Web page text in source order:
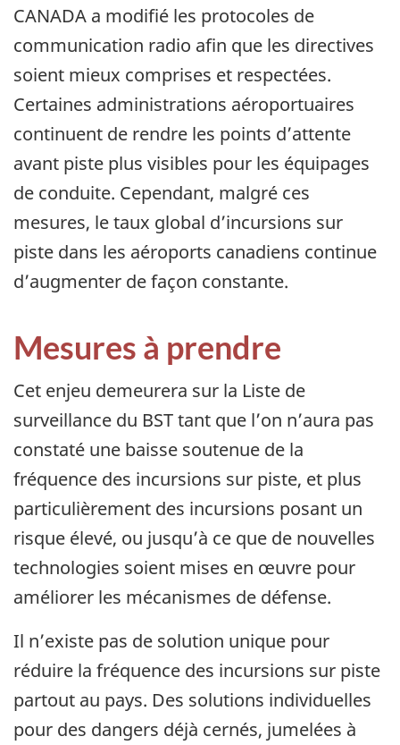
CANADA a modifié les protocoles de
communication radio afin que les directives
soient mieux comprises et respectées.
Certaines administrations aéroportuaires
continuent de rendre les points d’attente
avant piste plus visibles pour les équipages
de conduite. Cependant, malgré ces
mesures, le taux global d’incursions sur
piste dans les aéroports canadiens continue
d’augmenter de façon constante.
Mesures à prendre
Cet enjeu demeurera sur la Liste de
surveillance du BST tant que l’on n’aura pas
constaté une baisse soutenue de la
fréquence des incursions sur piste, et plus
particulièrement des incursions posant un
risque élevé, ou jusqu’à ce que de nouvelles
technologies soient mises en œuvre pour
améliorer les mécanismes de défense.
Il n’existe pas de solution unique pour
réduire la fréquence des incursions sur piste
partout au pays. Des solutions individuelles
pour des dangers déjà cernés, jumelées à